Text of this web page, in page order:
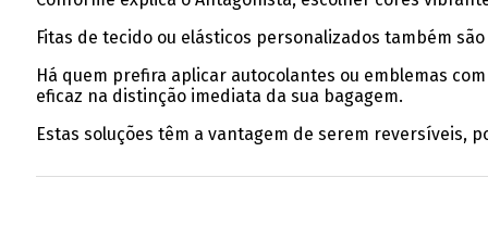
Fitas de tecido ou elásticos personalizados também
Há quem prefira aplicar autocolantes ou emblemas
eficaz na distinção imediata da sua bagagem.
Estas soluções têm a vantagem de serem reversíveis,